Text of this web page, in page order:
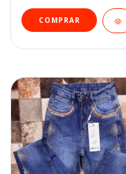
COMPRAR